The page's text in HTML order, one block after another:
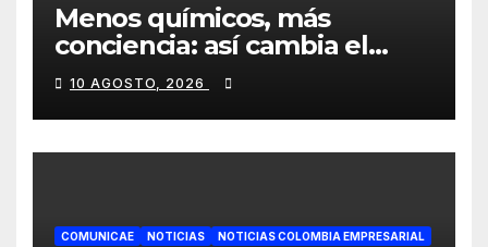
Menos químicos, más
conciencia: así cambia el
consumo de la cosmética en
Colombia
10 AGOSTO, 2026
COMUNICAE NOTICIAS NOTICIAS COLOMBIA EMPRESARIAL